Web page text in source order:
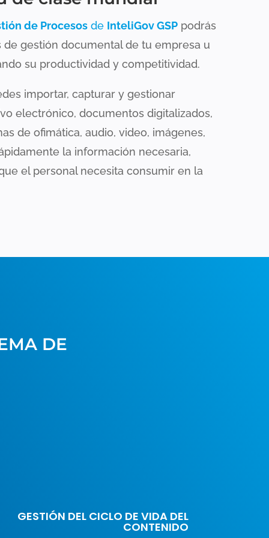
de Procesosde InteliGov GSPpodrás
gestión documental de tu empresa u
su productividad y competitividad.
importar, capturar y gestionar
electrónico, documentos digitalizados,
de ofimática, audio, video, imágenes,
la información necesaria,
el personal necesita consumir en la
DE
GESTIÓN DEL CICLO DE VIDA DEL
CONTENIDO